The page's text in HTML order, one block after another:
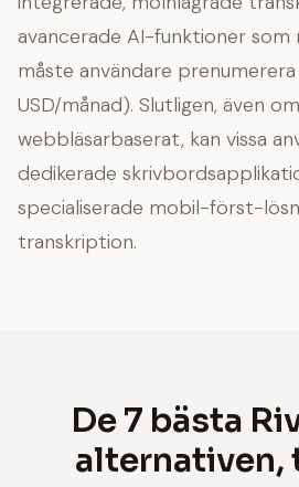
avancerade AI-funktioner
måste användare
USD/månad). Slutligen, även
webbläsarbaserat, kan vissa
dedikerade
specialiserade mobil-först-
transkription.
De 7 bästa
alternativen,